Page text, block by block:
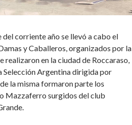
corriente año se llevó a cabo el
y Caballeros, organizados por la
realizaron en la ciudad de Roccaraso,
Selección Argentina dirigida por
la misma formaron parte los
Mazzaferro surgidos del club